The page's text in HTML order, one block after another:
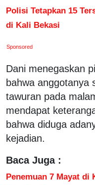
Polisi Tetapkan 15
di Kali Bekasi
Sponsored
Dani menegaskan
bahwa anggotanya
tawuran pada
mendapat
bahwa diduga
kejadian.
Baca Juga :
Penemuan 7 Mayat